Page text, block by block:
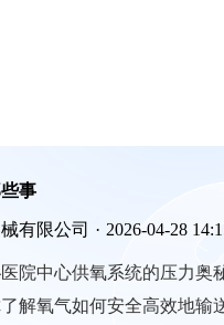
事
有限公司 · 2026-04-28
院中心供氧系统的压力奥
解氧气如何安全高效地输